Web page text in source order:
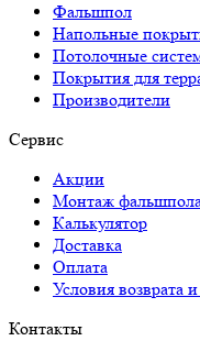
Фальшпол
Напольные
Потолочные
Покрытия для
Производители
Сервис
Акции
Монтаж
Калькулятор
Доставка
Оплата
Условия возврата
Контакты